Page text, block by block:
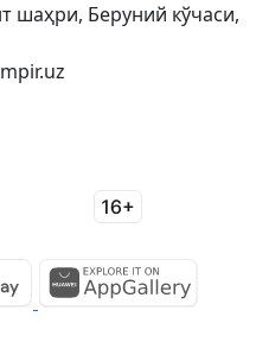
шаҳри, Беруний кўчаси,